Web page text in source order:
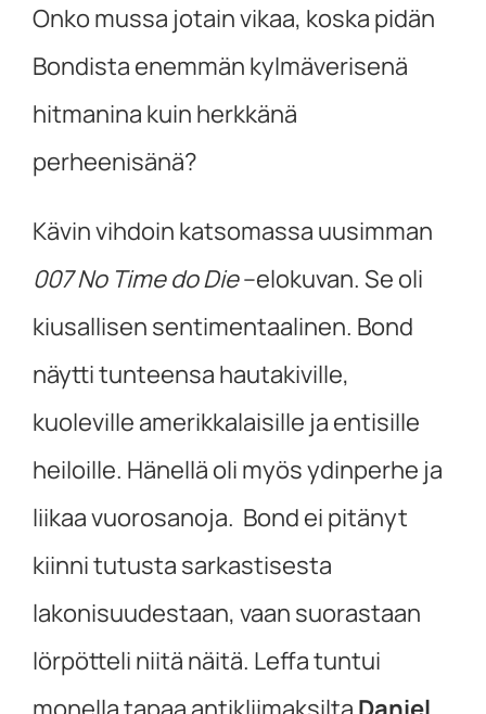
Onko mussa jotain vikaa, koska pidän
Bondista enemmän kylmäverisenä
hitmanina kuin herkkänä
perheenisänä?
Kävin vihdoin katsomassa uusimman
007 No Time do Die–elokuvan. Se oli
kiusallisen sentimentaalinen. Bond
näytti tunteensa hautakiville,
kuoleville amerikkalaisille ja entisille
heiloille. Hänellä oli myös ydinperhe ja
liikaa vuorosanoja. Bond ei pitänyt
kiinni tutusta sarkastisesta
lakonisuudestaan, vaan suorastaan
lörpötteli niitä näitä. Leffa tuntui